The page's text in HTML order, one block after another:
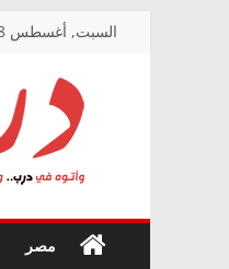
السبت, أغسطس 8, 2026
درب
في
درب..
مصر